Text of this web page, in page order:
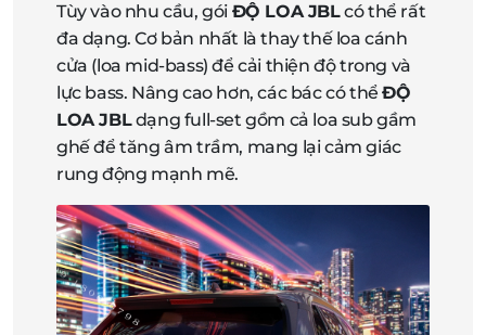
Tùy vào nhu cầu, gói ĐỘ LOA JBLcó thể rất
đa dạng. Cơ bản nhất là thay thế loa cánh
cửa (loa mid-bass) để cải thiện độ trong và
lực bass. Nâng cao hơn, các bác có thểĐỘ
LOA JBLdạng full-set gồm cả loa sub gầm
ghế để tăng âm trầm, mang lại cảm giác
rung động mạnh mẽ.